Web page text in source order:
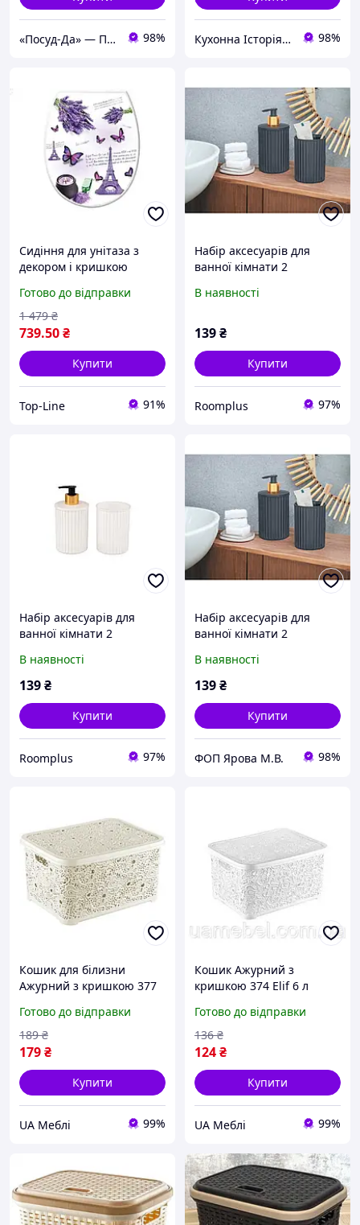
«Посуд-Да» — Посуд, Подарунки, Товари для дому 98% Кухонна Історія - товари для кухні та дому 98%
Сидіння для унітаза з
декором і кришкою
кімнати стильний
аксесуар для комфорту
Готово до відправки
739.50₴
1 479 ₴
Купити
Top-Line 91%
Набір аксесуарів для
ванної кімнати 2
антрацит
В наявності
139₴
Купити
Roomplus 97%
Набір аксесуарів для
ванної кімнати 2
В наявності
139₴
Купити
Roomplus 97%
Набір аксесуарів для
ванної кімнати 2
кольори в асортименті
В наявності
139₴
Купити
ФОП Ярова М.В. 98%
Кошик для білизни
Ажурний з кришкою 377
Готово до відправки
179₴
189 ₴
Купити
UA Меблі 99%
Кошик Ажурний з
кришкою 374 Elif 6 л
Готово до відправки
124₴
136 ₴
Купити
UA Меблі 99%